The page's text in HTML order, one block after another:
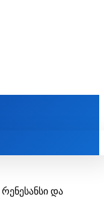
რენესანსი და